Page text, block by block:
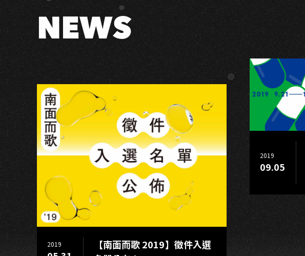
次
看！
NEWS
2019
【南面而歌 2019】徵件入選
2019
09.05